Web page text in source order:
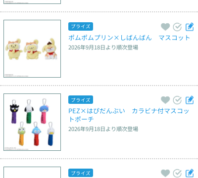
プライズ
ポムポムプリン×しばんばん　マスコット
2026年9月18日より順次登場
プライズ
PEZ×はぴだんぶい　カラビナ付マスコッ
トポーチ
2026年9月18日より順次登場
プライズ